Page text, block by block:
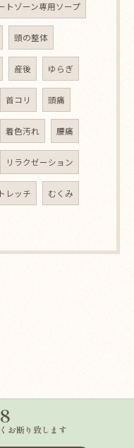
トゾーン専用ソープ
頭の整体
産後 ゆらぎ
首コリ 頭痛
着色汚れ 腰痛
リラクゼーション
レッチ むくみ
お断り致します